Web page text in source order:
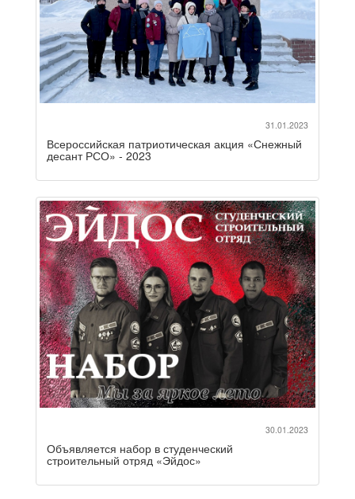
31.01.2023
Всероссийская патриотическая акция «Снежный
десант РСО» - 2023
30.01.2023
Объявляется набор в студенческий
строительный отряд «Эйдос»